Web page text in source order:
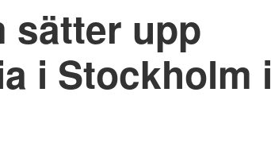
sätter upp
i Stockholm i